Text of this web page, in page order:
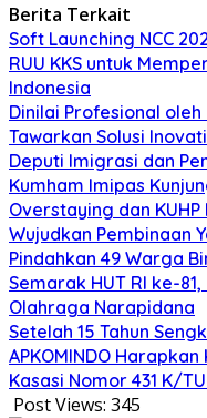
Berita Terkait
Soft Launching NCC
RUU KKS untuk
Indonesia
Dinilai Profesional oleh
Tawarkan Solusi
Deputi Imigrasi dan
Kumham Imipas
Overstaying dan KUHP
Wujudkan Pembinaan
Pindahkan 49 Warga
Semarak HUT RI ke-
Olahraga Narapidana
Setelah 15 Tahun
APKOMINDO
Kasasi Nomor 431 K/
Post Views: 345